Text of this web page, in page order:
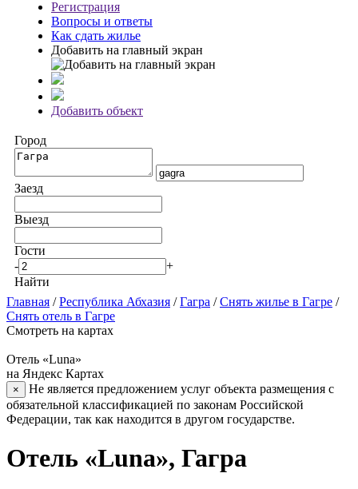
Регистрация
Вопросы и ответы
Как сдать жилье
Добавить на главный экран
Добавить объект
Город
Заезд
Выезд
Гости
-
+
Найти
Главная /Республика Абхазия /Гагра /Снять жилье в Гагре /
Снять отель в Гагре
Смотреть на картах
Отель «Luna»
на Яндекс Картах
×
Не является предложением услуг объекта размещения с
обязательной классификацией по законам Российской
Федерации, так как находится в другом государстве.
Отель «Luna», Гагра